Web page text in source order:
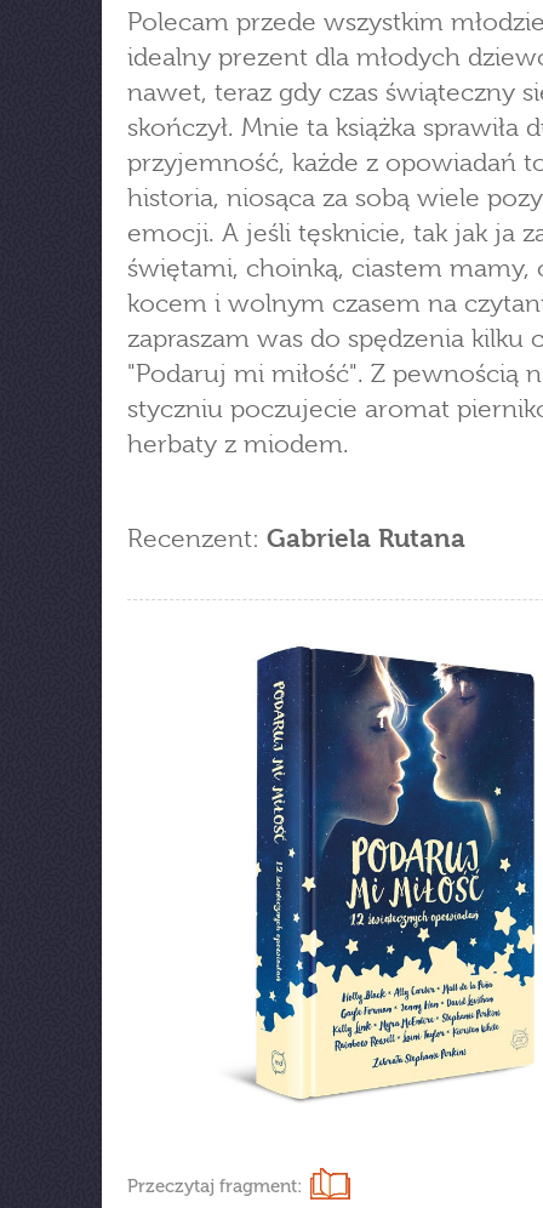
Polecam przede wszystkim
idealny prezent dla młodych
nawet, teraz gdy czas świąteczny
skończył. Mnie ta książka sprawiła
przyjemność, każde z opowiadań
historia, niosąca za sobą wiele
emocji. A jeśli tęsknicie, tak jak ja
świętami, choinką, ciastem mamy,
kocem i wolnym czasem na
zapraszam was do spędzenia kilku
"Podaruj mi miłość". Z pewnością
styczniu poczujecie aromat
herbaty z miodem.
Recenzent: Gabriela Rutana
Przeczytaj fragment: